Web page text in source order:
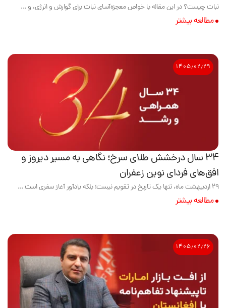
نبات چیست؟ در این مقاله با خواص معجزه‌آسای نبات برای گوارش و انرژی، و ...
مطالعه بیشتر
۱۴۰۵٫۰۲٫۲۹
۳۴ سال درخشش طلای سرخ؛ نگاهی به مسیر دیروز و
افق‌های فردای نوین زعفران
۲۹ اردیبهشت ماه، تنها یک تاریخ در تقویم نیست؛ بلکه یادآور آغاز سفری است ...
مطالعه بیشتر
۱۴۰۵٫۰۲٫۲۶